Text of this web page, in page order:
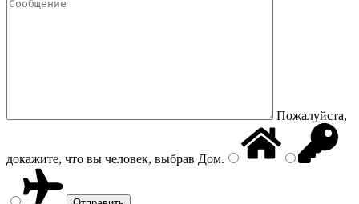
Пожалуйста,
докажите, что вы человек, выбрав Дом.